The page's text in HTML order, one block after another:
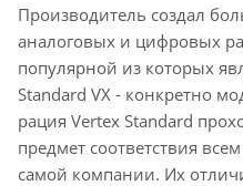
Производитель создал
аналоговых и цифровых
популярной из которых
Standard VX - конкретно
рация Vertex Standard
предмет соответствия
самой компании. Их